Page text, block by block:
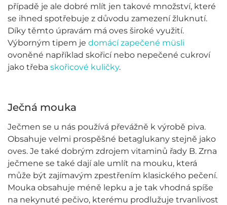
případě je ale dobré mlít jen takové množství, které
se ihned spotřebuje z důvodu zamezení žluknutí.
Díky těmto úpravám má oves široké využití.
Výborným tipem je domácí zapečené müsli
ovoněné například skořicí nebo nepečené cukroví
jako třeba skořicové kuličky.
Ječná mouka
Ječmen se u nás používá převážně k výrobě piva.
Obsahuje velmi prospěšné betaglukany stejně jako
oves. Je také dobrým zdrojem vitaminů řady B. Zrna
ječmene se také dají ale umlít na mouku, která
může být zajímavým zpestřením klasického pečení.
Mouka obsahuje méně lepku a je tak vhodná spíše
na nekynuté pečivo, kterému prodlužuje trvanlivost